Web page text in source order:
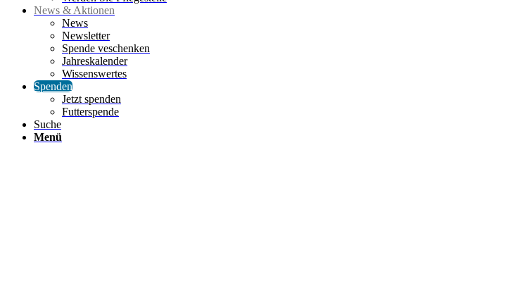
News & Aktionen
News
Newsletter
Spende veschenken
Jahreskalender
Wissenswertes
Spenden
Jetzt spenden
Futterspende
Suche
Menü